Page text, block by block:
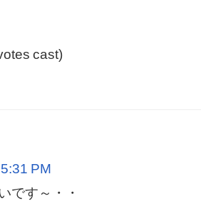
cast)
PM
です～・・